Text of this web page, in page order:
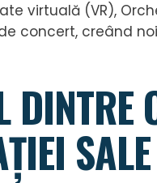
virtuală (VR),
concert, creând
SALE